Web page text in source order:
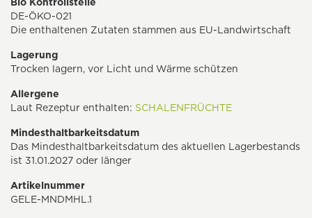
Bio Kontrollstelle
DE-ÖKO-021
Die enthaltenen Zutaten stammen aus EU-Landwirtschaft
Lagerung
Trocken lagern, vor Licht und Wärme schützen
Allergene
Laut Rezeptur enthalten: SCHALENFRÜCHTE
Mindesthaltbarkeitsdatum
Das Mindesthaltbarkeitsdatum des aktuellen Lagerbestands
ist 31.01.2027 oder länger
Artikelnummer
GELE-MNDMHL.1